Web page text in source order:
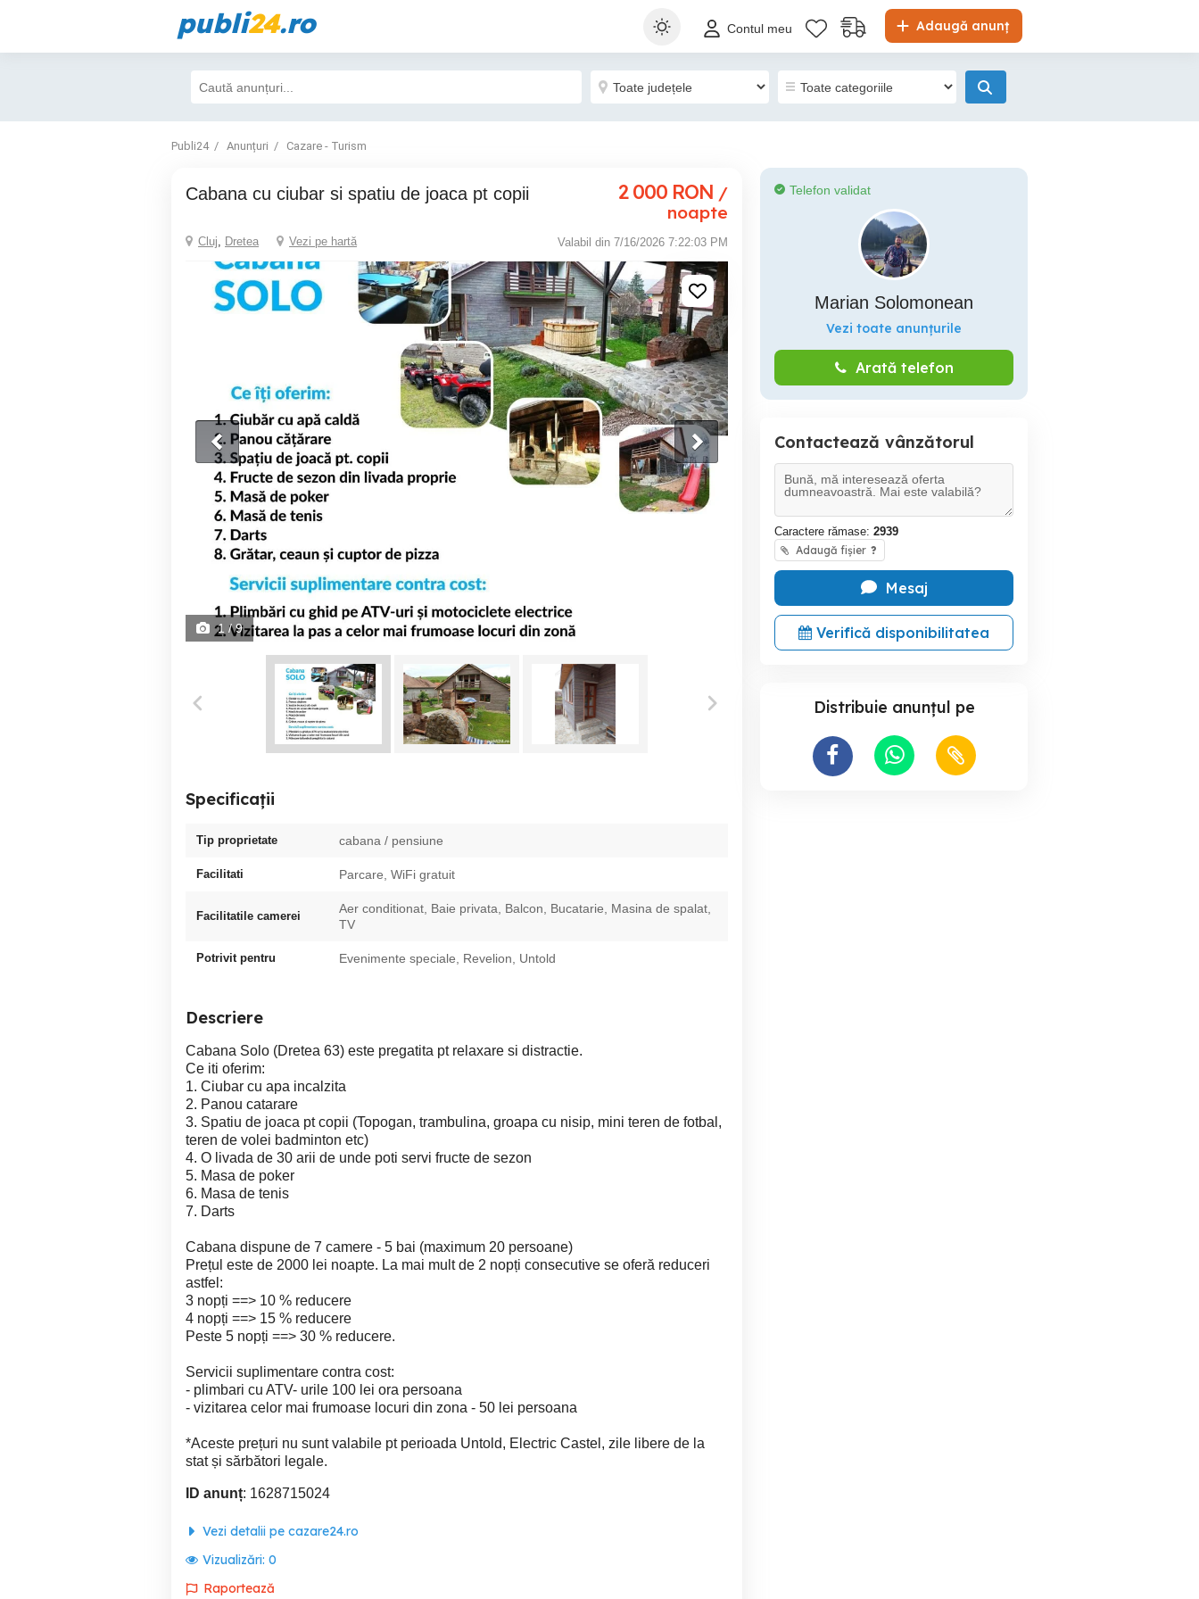
publi24.ro Adaugă anunț
Contul meu
Publi24 Anunțuri Cazare - Turism
Cabana cu ciubar si spatiu de joaca pt copii 2 000 RON /
noapte
Cluj, Dretea Vezi pe hartă Valabil din 7/16/2026 7:22:03 PM
1 / 9
Specificații
Tip proprietate cabana / pensiune
Facilitati Parcare, WiFi gratuit
Facilitatile camerei
Aer conditionat, Baie privata, Balcon, Bucatarie, Masina de spalat,
TV
Potrivit pentru Evenimente speciale, Revelion, Untold
Descriere
Cabana Solo (Dretea 63) este pregatita pt relaxare si distractie.
Ce iti oferim:
1. Ciubar cu apa incalzita
2. Panou catarare
3. Spatiu de joaca pt copii (Topogan, trambulina, groapa cu nisip, mini teren de fotbal,
teren de volei badminton etc)
4. O livada de 30 arii de unde poti servi fructe de sezon
5. Masa de poker
6. Masa de tenis
7. Darts
Cabana dispune de 7 camere - 5 bai (maximum 20 persoane)
Prețul este de 2000 lei noapte. La mai mult de 2 nopți consecutive se oferă reduceri
astfel:
3 nopți ==> 10 % reducere
4 nopți ==> 15 % reducere
Peste 5 nopți ==> 30 % reducere.
Servicii suplimentare contra cost:
- plimbari cu ATV- urile 100 lei ora persoana
- vizitarea celor mai frumoase locuri din zona - 50 lei persoana
*Aceste prețuri nu sunt valabile pt perioada Untold, Electric Castel, zile libere de la
stat și sărbători legale.
ID anunț: 1628715024
Vezi detalii pe cazare24.ro
Vizualizări: 0
Raportează
Telefon validat
Marian Solomonean
Vezi toate anunțurile
Arată telefon
Contactează vânzătorul
Caractere rămase: 2939
Adaugă fișier ?
Mesaj
Verifică disponibilitatea
Distribuie anunțul pe